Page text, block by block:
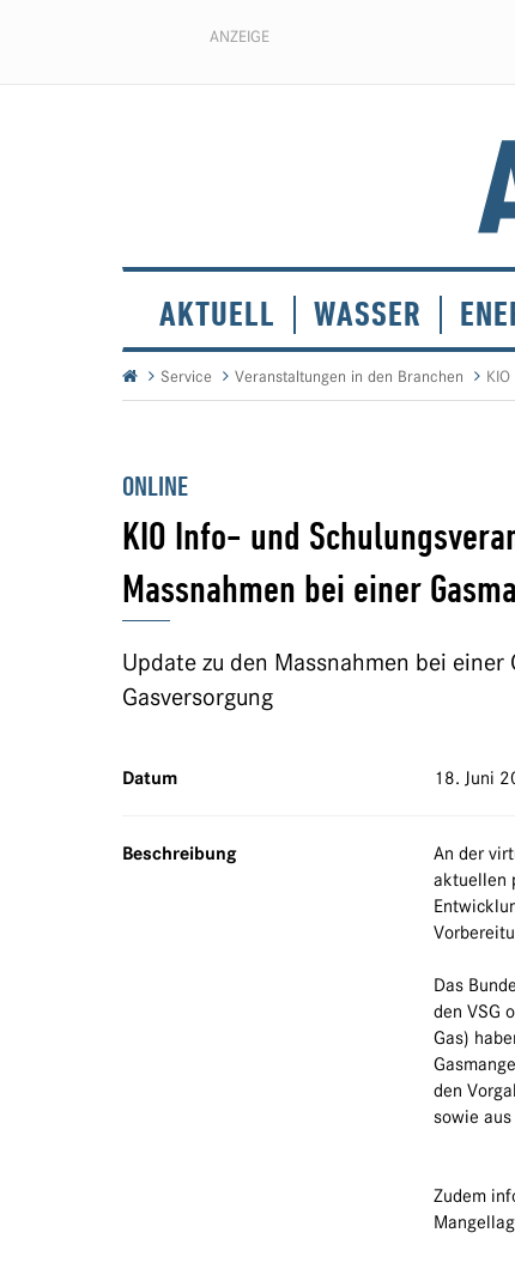
ANZEIGE
AKTUELL WASSER
Service Veranstaltungen in den Branchen
ONLINE
KIO Info- und
Massnahmen bei einer
Update zu den Massnahmen bei
Gasversorgung
Datum 18. Juni
Beschreibung
An der
aktuellen
Das
den VSG
Gas)
den
sowie aus
Zudem